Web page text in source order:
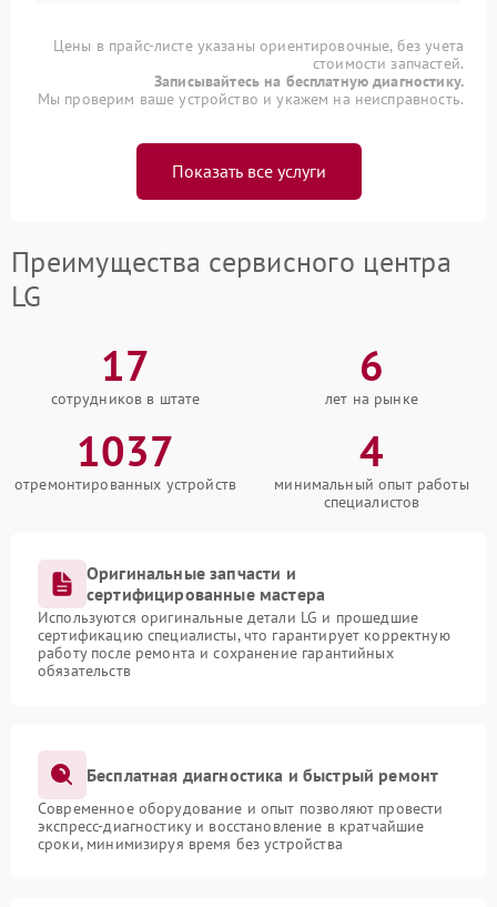
Цены в прайс-листе указаны ориентировочные, без учета
стоимости запчастей.
Записывайтесь на бесплатную диагностику.
Мы проверим ваше устройство и укажем на неисправность.
Показать все услуги
Преимущества сервисного центра
LG
17
сотрудников в штате
6
лет на рынке
1037
отремонтированных устройств
4
минимальный опыт работы
специалистов
Оригинальные запчасти и
сертифицированные мастера
Используются оригинальные детали LG и прошедшие
сертификацию специалисты, что гарантирует корректную
работу после ремонта и сохранение гарантийных
обязательств
Бесплатная диагностика и быстрый ремонт
Современное оборудование и опыт позволяют провести
экспресс-диагностику и восстановление в кратчайшие
сроки, минимизируя время без устройства